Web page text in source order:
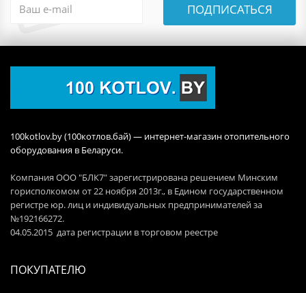
ПОДПИСАТЬСЯ
100kotlov.by (100котлов.бай) — интернет-магазин отопительного
оборудования в Беларуси.
Компания ООО "БЛК7" зарегистрирована решением Минским
горисполкомом от 22 ноября 2013г., в Едином государственном
регистре юр. лиц и индивидуальных предпринимателей за
№192166272.
04.05.2015 дата регистрации в торговом реестре
ПОКУПАТЕЛЮ